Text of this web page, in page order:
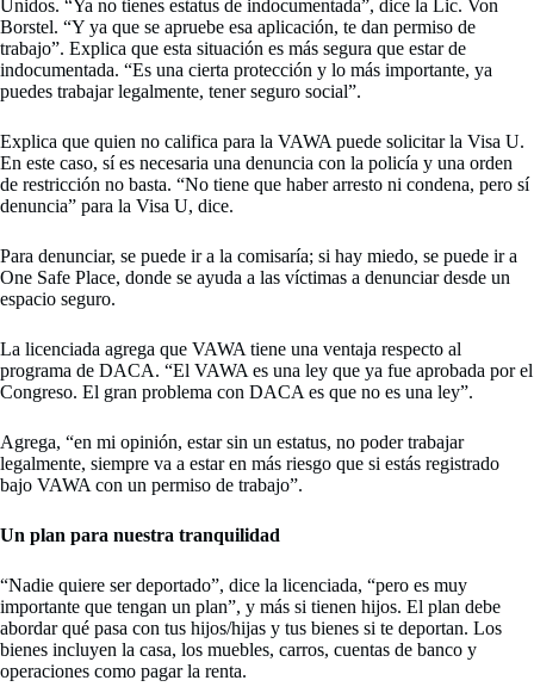
Unidos. “Ya no tienes estatus de indocumentada”, dice la Lic. Von
Borstel. “Y ya que se apruebe esa aplicación, te dan permiso de
trabajo”. Explica que esta situación es más segura que estar de
indocumentada. “Es una cierta protección y lo más importante, ya
puedes trabajar legalmente, tener seguro social”.
Explica que quien no califica para la VAWA puede solicitar la Visa U.
En este caso, sí es necesaria una denuncia con la policía y una orden
de restricción no basta. “No tiene que haber arresto ni condena, pero sí
denuncia” para la Visa U, dice.
Para denunciar, se puede ir a la comisaría; si hay miedo, se puede ir a
One Safe Place, donde se ayuda a las víctimas a denunciar desde un
espacio seguro.
La licenciada agrega que VAWA tiene una ventaja respecto al
programa de DACA. “El VAWA es una ley que ya fue aprobada por el
Congreso. El gran problema con DACA es que no es una ley”.
Agrega, “en mi opinión, estar sin un estatus, no poder trabajar
legalmente, siempre va a estar en más riesgo que si estás registrado
bajo VAWA con un permiso de trabajo”.
Un plan para nuestra tranquilidad
“Nadie quiere ser deportado”, dice la licenciada, “pero es muy
importante que tengan un plan”, y más si tienen hijos. El plan debe
abordar qué pasa con tus hijos/hijas y tus bienes si te deportan. Los
bienes incluyen la casa, los muebles, carros, cuentas de banco y
operaciones como pagar la renta.